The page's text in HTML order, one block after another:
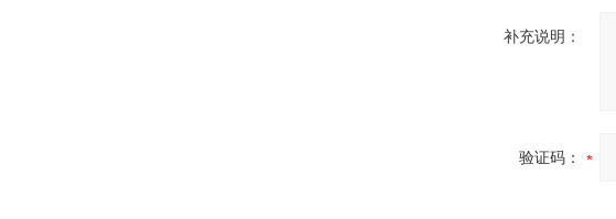
补充说明：
验证码：